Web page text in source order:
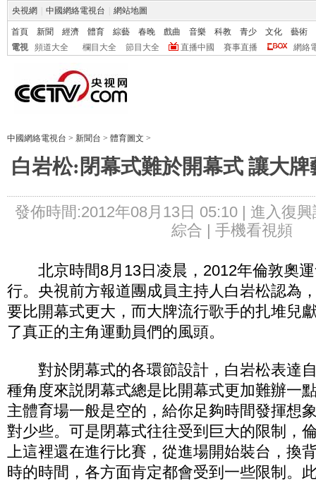
央視網 中國網絡電視台 網站地圖
首頁 新聞 經濟 體育 綜藝 春晚 戲曲 音樂 科教 青少 文化
藝術
電視
頻道大全 欄目大全 節目大全 直播中國 賽事直播 網絡
中國網絡電視台 > 新聞台 > 體育圖文 >
白岩松:閉幕式難於開幕式 讓大
發佈時間:2012年08月13日 05:10 | 進入復
綜合 | 手機看視頻
北京時間8月13日凌晨，2012年倫敦奧運
行。央視前方報道團成員主持人白岩松認為
要比開幕式更大，而大牌流行歌手的扎堆兒
了真正的主角運動員們的風頭。
對於閉幕式的各環節設計，白岩松表達自
種角度來説閉幕式總是比開幕式更加難辦一
主體育場一般是空的，給你足夠時間發揮想
對少些。可是閉幕式往往受到巨大的限制，
上這裡還在進行比賽，從進場開始裝台，換
時的時間，各方面肯定都會受到一些限制。